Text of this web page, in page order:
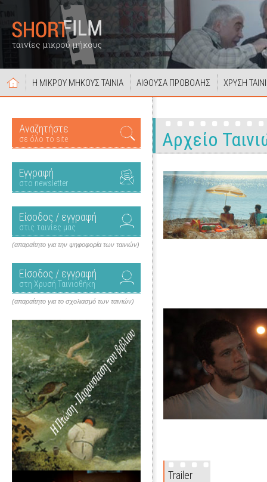
Η ΜΙΚΡΟΥ ΜΗΚΟΥΣ ΤΑΙΝΙΑ ΑΙΘΟΥΣΑ ΠΡΟΒΟΛΗΣ ΧΡΥΣΗ
Αναζητήστε
σε όλο το site
Εγγραφή
στο newsletter
Είσοδος / εγγραφή
στις ταινίες μας
(απαραίτητο για την ψηφοφορία των ταινιών)
Είσοδος / εγγραφή
στη Χρυσή Ταινιοθήκη
(απαραίτητο για το σχολιασμό των ταινιών)
Αρχείο
Trailer